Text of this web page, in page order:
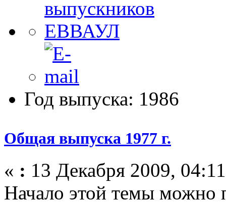
Год выпуска: 1986
Общая выпуска 1977 г.
« : 13 Декабря 2009,
Начало этой темы можно